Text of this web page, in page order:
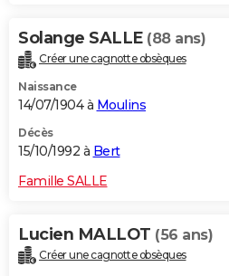
Solange SALLE (88 ans)
Créer une cagnotte obsèques
Naissance
14/07/1904 à Moulins
Décès
15/10/1992 à Bert
Famille SALLE
Lucien MALLOT (56 ans)
Créer une cagnotte obsèques